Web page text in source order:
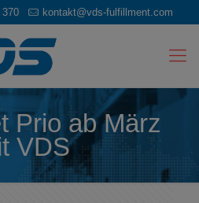
kontakt@vds-fulfillment.com
Prio ab März
VDS